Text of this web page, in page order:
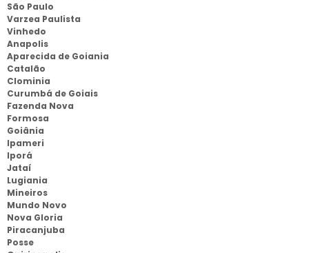
São Paulo
Varzea Paulista
Vinhedo
Anapolis
Aparecida de Goiania
Catalão
Clominia
Curumbá de Goiais
Fazenda Nova
Formosa
Goiânia
Ipameri
Iporá
Jataí
Lugiania
Mineiros
Mundo Novo
Nova Gloria
Piracanjuba
Posse